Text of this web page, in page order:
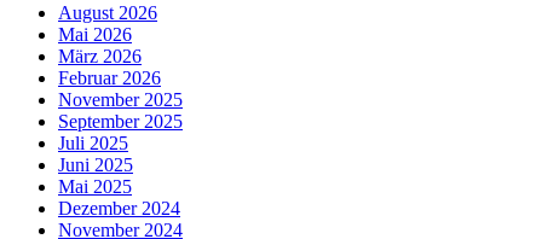
August 2026
Mai 2026
März 2026
Februar 2026
November 2025
September 2025
Juli 2025
Juni 2025
Mai 2025
Dezember 2024
November 2024